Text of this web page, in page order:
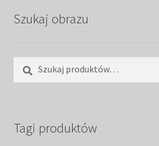
Szukaj obrazu
Tagi produktów